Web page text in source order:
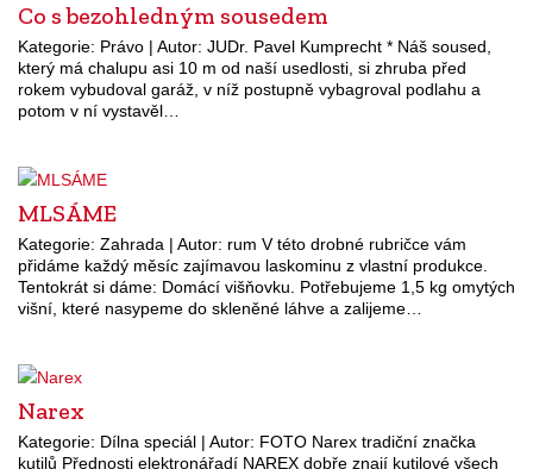
Co s bezohledným sousedem
Kategorie: Právo | Autor: JUDr. Pavel Kumprecht * Náš soused,
který má chalupu asi 10 m od naší usedlosti, si zhruba před
rokem vybudoval garáž, v níž postupně vybagroval podlahu a
potom v ní vystavěl…
MLSÁME
Kategorie: Zahrada | Autor: rum V této drobné rubričce vám
přidáme každý měsíc zajímavou laskominu z vlastní produkce.
Tentokrát si dáme: Domácí višňovku. Potřebujeme 1,5 kg omytých
višní, které nasypeme do skleněné láhve a zalijeme…
Narex
Kategorie: Dílna speciál | Autor: FOTO Narex tradiční značka
kutilů Přednosti elektronářadí NAREX dobře znají kutilové všech